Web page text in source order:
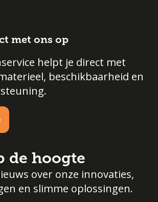
met ons op
helpt je direct met
beschikbaarheid en
de hoogte
over onze innovaties,
en slimme oplossingen.